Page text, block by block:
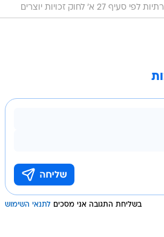
27 א' לחוק זכויות יוצרים
בשליחת התגובה אני מסכים לתנאי השימוש